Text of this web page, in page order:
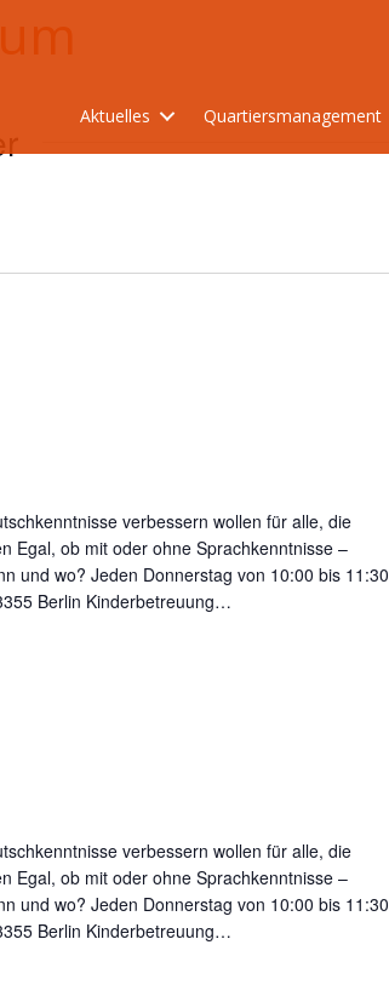
Aktuelles Quartiersmanagement
verbessern wollen für alle, die
Egal, ob mit oder ohne Sprachkenntnisse –
und wo? Jeden Donnerstag von 10:00 bis 11:30
Berlin Kinderbetreuung…
verbessern wollen für alle, die
Egal, ob mit oder ohne Sprachkenntnisse –
und wo? Jeden Donnerstag von 10:00 bis 11:30
Berlin Kinderbetreuung…